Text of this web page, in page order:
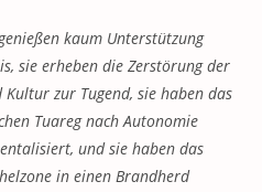
kaum Unterstützung
sie erheben die Zerstörung der
zur Tugend, sie haben das
Tuareg nach Autonomie
und sie haben das
in einen Brandherd